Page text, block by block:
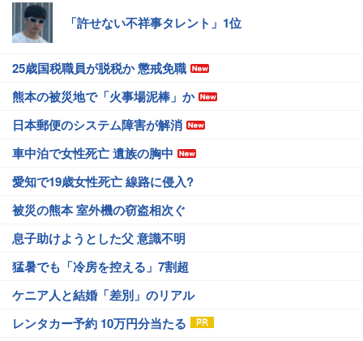
「許せない不祥事タレント」1位
25歳国税職員が脱税か 懲戒免職
熊本の被災地で「火事場泥棒」か
日本郵便のシステム障害が解消
車中泊で女性死亡 遺族の胸中
愛知で19歳女性死亡 線路に侵入?
被災の熊本 室外機の窃盗相次ぐ
息子助けようとした父 意識不明
猛暑でも「冷房を控える」7割超
ケニア人と結婚「差別」のリアル
レンタカー予約 10万円分当たる